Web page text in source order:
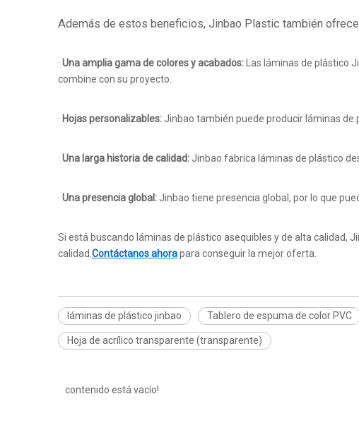
Además de estos beneficios, Jinbao Plastic también
· Una amplia gama de colores y acabados: Las láminas de plástico
combine con su proyecto.
· Hojas personalizables:Jinbao también puede producir láminas de
· Una larga historia de calidad:Jinbao fabrica láminas de plástico
· Una presencia global:Jinbao tiene presencia global, por lo que
Si está buscando láminas de plástico asequibles y de alta calidad,
calidad. Contáctanos ahorapara conseguir la mejor oferta.
láminas de plástico jinbao Tablero de espuma de color PVC
Hoja de acrílico transparente (transparente)
contenido está vacío!